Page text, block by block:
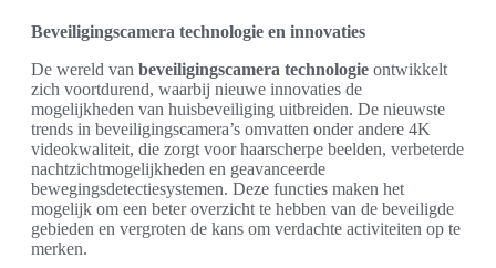
Beveiligingscamera technologie en innovaties
De wereld van beveiligingscamera technologie ontwikkelt
zich voortdurend, waarbij nieuwe innovaties de
mogelijkheden van huisbeveiliging uitbreiden. De nieuwste
trends in beveiligingscamera’s omvatten onder andere 4K
videokwaliteit, die zorgt voor haarscherpe beelden, verbeterde
nachtzichtmogelijkheden en geavanceerde
bewegingsdetectiesystemen. Deze functies maken het
mogelijk om een beter overzicht te hebben van de beveiligde
gebieden en vergroten de kans om verdachte activiteiten op te
merken.